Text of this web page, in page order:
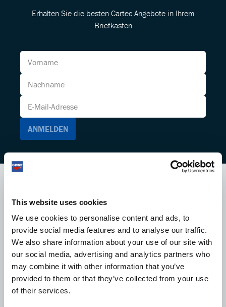
This website uses cookies
We use cookies to personalise content and ads, to
provide social media features and to analyse our traffic.
We also share information about your use of our site with
our social media, advertising and analytics partners who
may combine it with other information that you’ve
provided to them or that they’ve collected from your use
of their services.
Erhalten Sie die besten Cartec Angebote in Ihrem
Briefkasten
MORE INSIGHTS
PEOPLE